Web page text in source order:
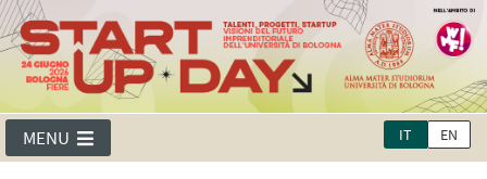
IT EN
MENU